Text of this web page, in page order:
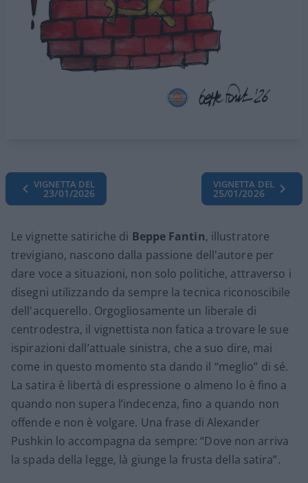
VIGNETTA DEL
23/01/2026
VIGNETTA DEL
25/01/2026
Le vignette satiriche di Beppe Fantin, illustratore
trevigiano, nascono dalla passione dell'autore per
dare voce a situazioni, non solo politiche, attraverso i
disegni utilizzando da sempre la tecnica riconoscibile
dell'acquerello. Orgogliosamente un liberale di
centrodestra, il vignettista non fatica a trovare le sue
ispirazioni dall’attuale sinistra, che a suo dire, mai
come in questo momento sta dando il “meglio” di sé.
La satira è libertà di espressione o almeno lo è fino a
quando non supera l’indecenza, fino a quando non
offende e non è volgare. Una frase di Alexander
Pushkin lo accompagna da sempre: “Dove non arriva
la spada della legge, là giunge la frusta della satira”.